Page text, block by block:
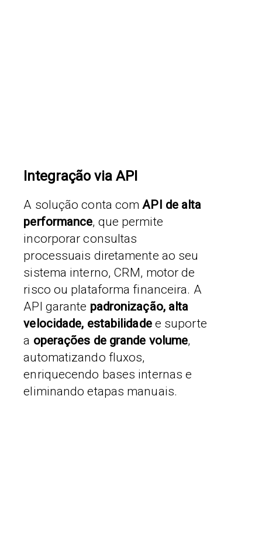
Integração via API
A solução conta comAPI de alta
performance, que permite
incorporar consultas
processuais diretamente ao seu
sistema interno, CRM, motor de
risco ou plataforma financeira. A
API garante padronização, alta
velocidade, estabilidadee suporte
a operações de grande volume,
automatizando fluxos,
enriquecendo bases internas e
eliminando etapas manuais.